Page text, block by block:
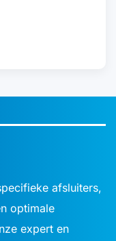
afsluiters,
optimale
expert en